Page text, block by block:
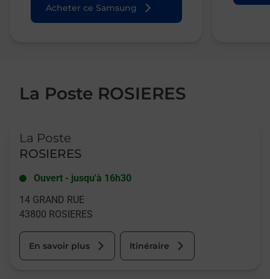
Acheter ce Samsung
La Poste ROSIERES
La Poste
ROSIERES
Ouvert - jusqu'à 16h30
14 GRAND RUE
43800 ROSIERES
En savoir plus Itinéraire